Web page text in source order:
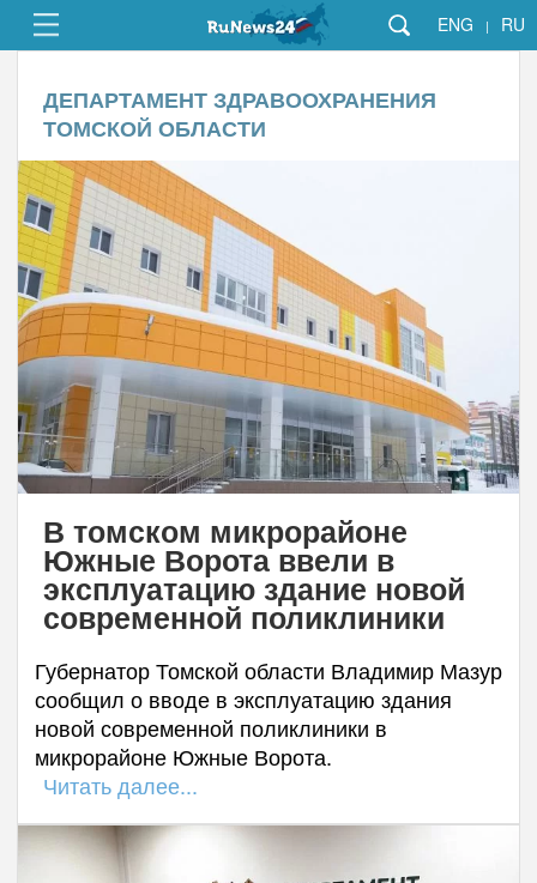
ENG | RU
ДЕПАРТАМЕНТ ЗДРАВООХРАНЕНИЯ
ТОМСКОЙ ОБЛАСТИ
В томском микрорайоне
Южные Ворота ввели в
эксплуатацию здание новой
современной поликлиники
Губернатор Томской области Владимир Мазур
сообщил о вводе в эксплуатацию здания
новой современной поликлиники в
микрорайоне Южные Ворота.
Читать далее...